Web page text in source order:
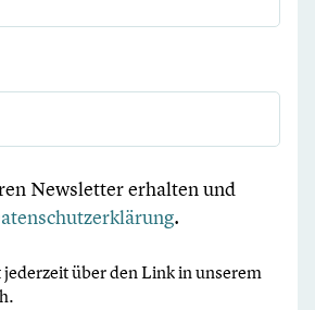
Newsletter erhalten und
.
über den Link in unserem